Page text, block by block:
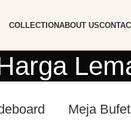
COLLECTIONABOUT US
Meja